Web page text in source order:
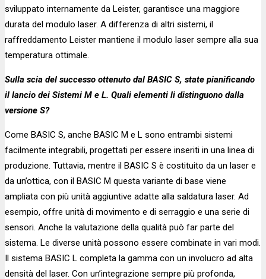
sviluppato internamente da Leister, garantisce una maggiore
durata del modulo laser. A differenza di altri sistemi, il
raffreddamento Leister mantiene il modulo laser sempre alla sua
temperatura ottimale.
Sulla scia del successo ottenuto dal BASIC S, state pianificando
il lancio dei Sistemi M e L. Quali elementi li distinguono dalla
versione S?
Come BASIC S, anche BASIC M e L sono entrambi sistemi
facilmente integrabili, progettati per essere inseriti in una linea di
produzione. Tuttavia, mentre il BASIC S è costituito da un laser e
da un’ottica, con il BASIC M questa variante di base viene
ampliata con più unità aggiuntive adatte alla saldatura laser. Ad
esempio, offre unità di movimento e di serraggio e una serie di
sensori. Anche la valutazione della qualità può far parte del
sistema. Le diverse unità possono essere combinate in vari modi.
Il sistema BASIC L completa la gamma con un involucro ad alta
densità del laser. Con un’integrazione sempre più profonda,